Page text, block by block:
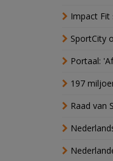
Impact
SportCity
Portaal:
197
Raad van